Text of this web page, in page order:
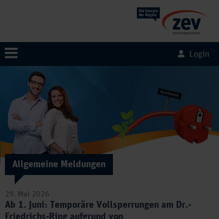
Login
Allgemeine Meldungen
29. Mai 2026
Ab 1. Juni: Temporäre Vollsperrungen am Dr.-
Friedrichs-Ring aufgrund von